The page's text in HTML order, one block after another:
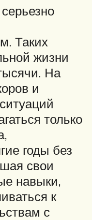
Таких
жизни
На
и
только
годы без
свои
навыки,
к
с